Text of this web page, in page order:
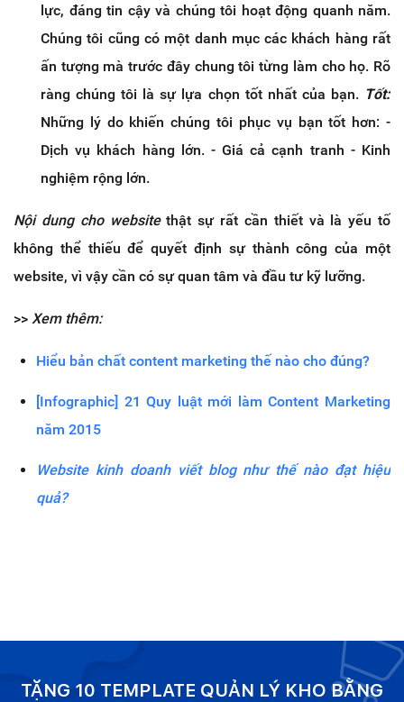
lực, đáng tin cậy và chúng tôi hoạt động quanh năm.
Chúng tôi cũng có một danh mục các khách hàng rất
ấn tượng mà trước đây chung tôi từng làm cho họ. Rõ
ràng chúng tôi là sự lựa chọn tốt nhất của bạn. Tốt:
Những lý do khiến chúng tôi phục vụ bạn tốt hơn: -
Dịch vụ khách hàng lớn. - Giá cả cạnh tranh - Kinh
nghiệm rộng lớn.
Nội dung cho websitethật sự rất cần thiết và là yếu tố
không thể thiếu để quyết định sự thành công của một
website, vì vậy cần có sự quan tâm và đầu tư kỹ lưỡng.
>> Xem thêm:
Hiểu bản chất content marketing thế nào cho đúng?
[Infographic] 21 Quy luật mới làm Content Marketing
năm 2015
Website kinh doanh viết blog như thế nào đạt hiệu
quả?
TẶNG 10 TEMPLATE QUẢN LÝ KHO BẰNG